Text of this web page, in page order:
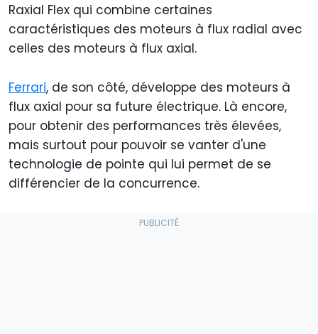
Raxial Flex qui combine certaines
caractéristiques des moteurs à flux radial avec
celles des moteurs à flux axial.
Ferrari, de son côté, développe des moteurs à
flux axial pour sa future électrique. Là encore,
pour obtenir des performances très élevées,
mais surtout pour pouvoir se vanter d'une
technologie de pointe qui lui permet de se
différencier de la concurrence.